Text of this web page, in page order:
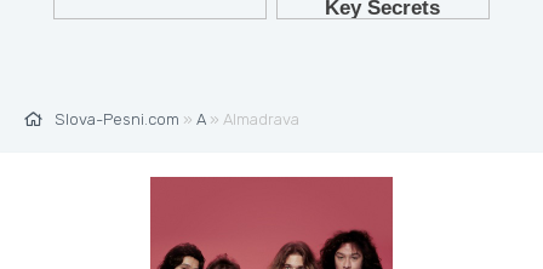
Slova-Pesni.com » A » Almadrava